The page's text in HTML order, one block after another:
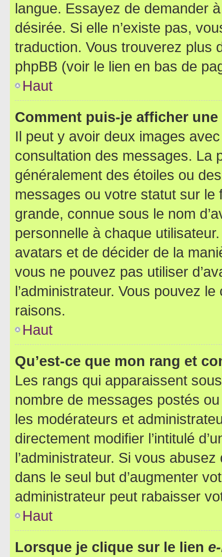
langue. Essayez de demander
désirée. Si elle n’existe pas,
traduction. Vous trouverez plus
phpBB (voir le lien en bas de
Haut
Comment puis-je afficher
Il peut y avoir deux images
consultation des messages. La
généralement des étoiles ou
messages ou votre statut sur
grande, connue sous le nom
personnelle à chaque utilisateur.
avatars et de décider de la
vous ne pouvez pas utiliser
l’administrateur. Vous pouvez
raisons.
Haut
Qu’est-ce que mon rang et
Les rangs qui apparaissent
nombre de messages postés
les modérateurs et
directement modifier l’intitulé
l’administrateur. Si vous
dans le seul but d’augmenter
administrateur peut rabaisser
Haut
Lorsque je clique sur le lien